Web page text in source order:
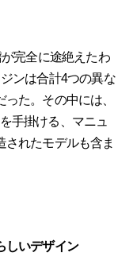
完全に途絶えたわ
ンは合計4つの異な
た。その中には、
手掛ける、マニュ
されたモデルも含ま
しいデザイン